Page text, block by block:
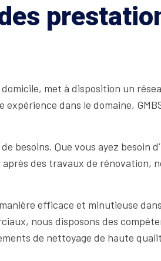
met à disposition un
dans le domaine,
besoins. Que vous ayez besoin
des travaux de rénovation,
efficace et minutieuse dans
nous disposons des
de nettoyage de haute